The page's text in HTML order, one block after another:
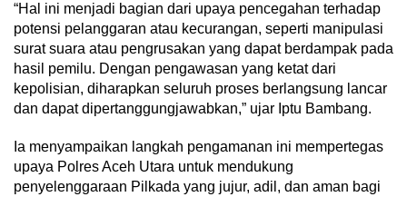
“Hal ini menjadi bagian dari upaya pencegahan terhadap
potensi pelanggaran atau kecurangan, seperti manipulasi
surat suara atau pengrusakan yang dapat berdampak pada
hasil pemilu. Dengan pengawasan yang ketat dari
kepolisian, diharapkan seluruh proses berlangsung lancar
dan dapat dipertanggungjawabkan,” ujar Iptu Bambang.
Ia menyampaikan langkah pengamanan ini mempertegas
upaya Polres Aceh Utara untuk mendukung
penyelenggaraan Pilkada yang jujur, adil, dan aman bagi